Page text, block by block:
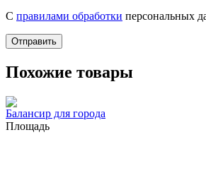
С правилами обработки персональных
Отправить
Похожие товары
Балансир для города
Площадь